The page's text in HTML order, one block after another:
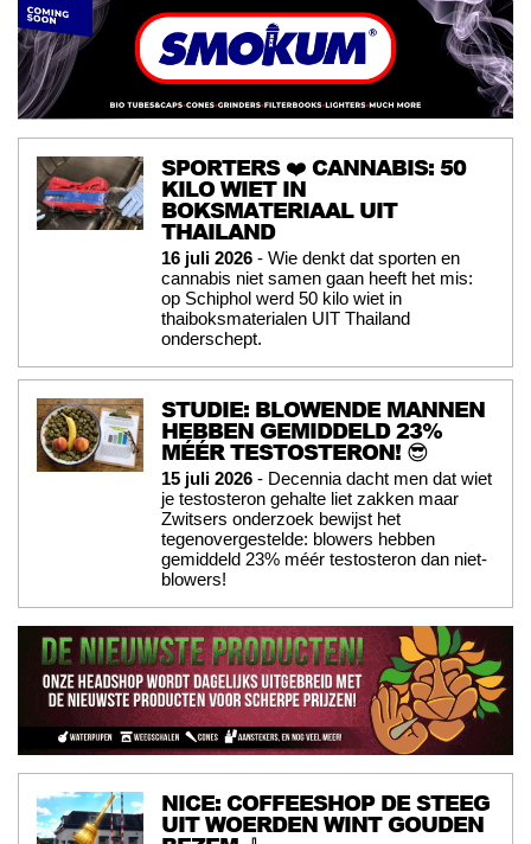
SPORTERS ❤️ CANNABIS: 50
KILO WIET IN
BOKSMATERIAAL UIT
THAILAND
16 juli 2026 - Wie denkt dat sporten en
cannabis niet samen gaan heeft het mis:
op Schiphol werd 50 kilo wiet in
thaiboksmaterialen UIT Thailand
onderschept.
STUDIE: BLOWENDE MANNEN
HEBBEN GEMIDDELD 23%
MÉÉR TESTOSTERON! 😎
15 juli 2026 - Decennia dacht men dat wiet
je testosteron gehalte liet zakken maar
Zwitsers onderzoek bewijst het
tegenovergestelde: blowers hebben
gemiddeld 23% méér testosteron dan niet-
blowers!
NICE: COFFEESHOP DE STEEG
UIT WOERDEN WINT GOUDEN